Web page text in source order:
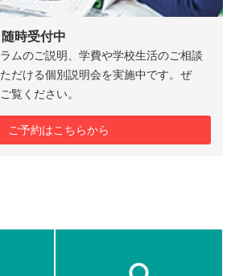
時受付中
ムのご説明、学費や学校生活のご相談
だける個別説明会を実施中です。ぜ
覧ください。
ご予約はこちらから